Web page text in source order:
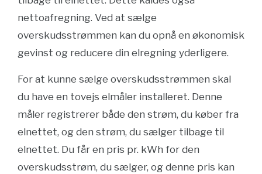
nettoafregning. Ved at sælge
overskudsstrømmen kan du opnå en økonomisk
gevinst og reducere din elregning yderligere.
For at kunne sælge overskudsstrømmen skal
du have en tovejs elmåler installeret. Denne
måler registrerer både den strøm, du køber fra
elnettet, og den strøm, du sælger tilbage til
elnettet. Du får en pris pr. kWh for den
overskudsstrøm, du sælger, og denne pris kan